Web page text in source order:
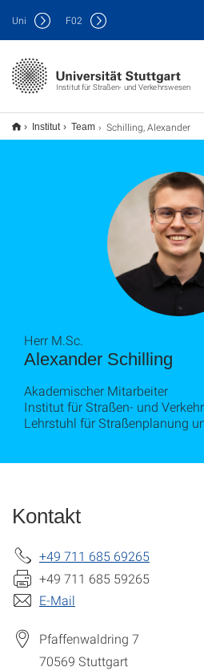
Institut für Straßen- und Verkehrswesen
Uni F02
Institut Team Schilling, Alexander
Alexander Schilling
Herr M.Sc.
Akademischer Mitarbeiter
Institut für Straßen- und
Lehrstuhl für Straßenplanung
Kontakt
+49 711 685 69265
+49 711 685 59265
E-Mail
Pfaffenwaldring 7
70569 Stuttgart